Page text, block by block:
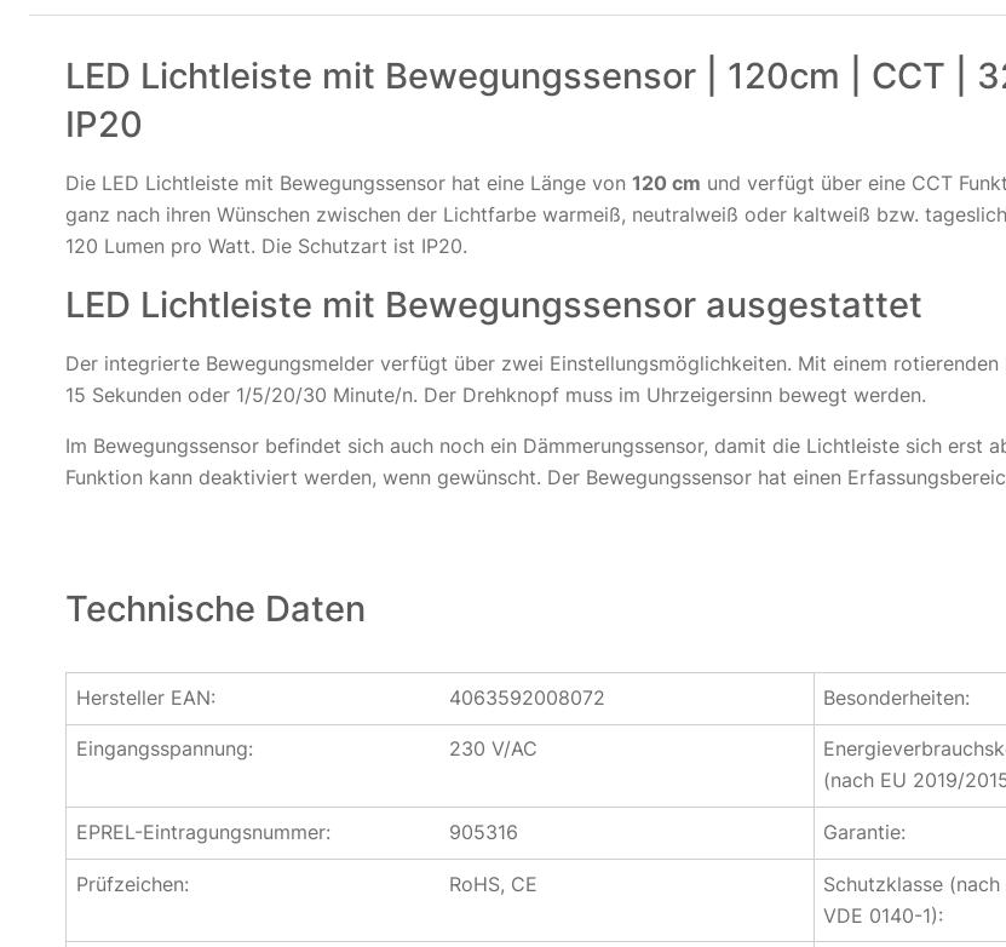
LED Lichtleiste mit Bewegungssensor | 120cm | CCT |
IP20
Die LED Lichtleiste mit Bewegungssensor hat eine Länge von 120 cm und verfügt über eine CCT
ganz nach ihren Wünschen zwischen der Lichtfarbe warmeiß, neutralweiß oder kaltweiß bzw.
120 Lumen pro Watt. Die Schutzart ist IP20.
LED Lichtleiste mit Bewegungssensor ausgestattet
Der integrierte Bewegungsmelder verfügt über zwei Einstellungsmöglichkeiten. Mit einem
15 Sekunden oder 1/5/20/30 Minute/n. Der Drehknopf muss im Uhrzeigersinn bewegt werden.
Im Bewegungssensor befindet sich auch noch ein Dämmerungssensor, damit die Lichtleiste sich erst
Funktion kann deaktiviert werden, wenn gewünscht. Der Bewegungssensor hat einen
Technische Daten
Hersteller EAN: 4063592008072 Besonderheiten:
Eingangsspannung: 230 V/AC
(nach EU 2019/
EPREL-Eintragungsnummer: 905316 Garantie:
Prüfzeichen: RoHS, CE
Schutzklasse (nach
VDE 0140-1):